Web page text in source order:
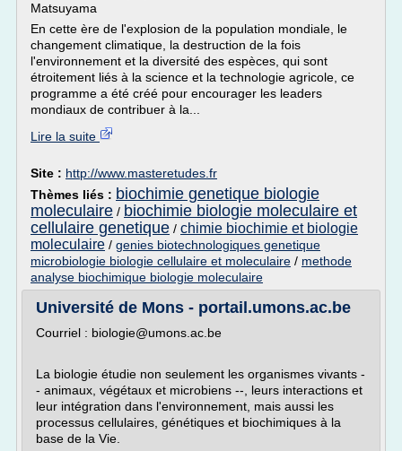
Matsuyama
En cette ère de l'explosion de la population mondiale, le
changement climatique, la destruction de la fois
l'environnement et la diversité des espèces, qui sont
étroitement liés à la science et la technologie agricole, ce
programme a été créé pour encourager les leaders
mondiaux de contribuer à la...
Lire la suite
Site : http://www.masteretudes.fr
Thèmes liés : biochimie genetique biologie
moleculaire / biochimie biologie moleculaire et
cellulaire genetique / chimie biochimie et biologie
moleculaire / genies biotechnologiques genetique
microbiologie biologie cellulaire et moleculaire / methode
analyse biochimique biologie moleculaire
Université de Mons - portail.umons.ac.be
Courriel : biologie@umons.ac.be
La biologie étudie non seulement les organismes vivants -
- animaux, végétaux et microbiens --, leurs interactions et
leur intégration dans l'environnement, mais aussi les
processus cellulaires, génétiques et biochimiques à la
base de la Vie.